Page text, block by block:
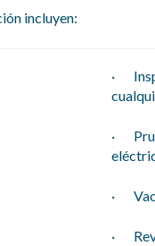
incluyen:
·
·
·
·